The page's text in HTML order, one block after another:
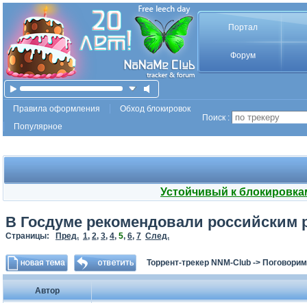
Портал
Форум
Правила оформления
Обход блокировок
Популярное
Поиск :
Устойчивый к
В Госдуме рекомендовали российским
Страницы: Пред. 1, 2, 3, 4, 5, 6, 7 След.
Торрент-трекер NNM-Club -> Поговорим
Автор